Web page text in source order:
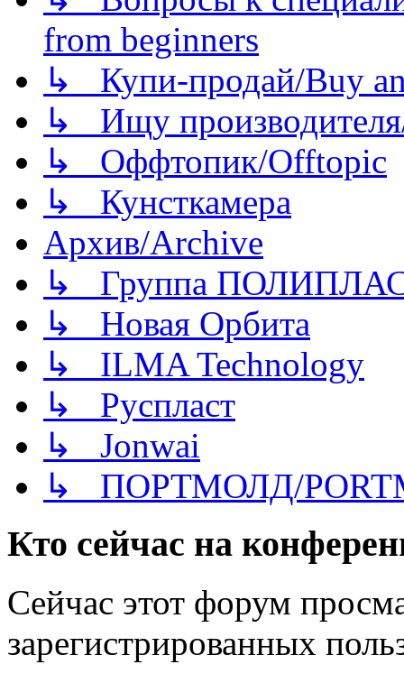
from beginners
↳ Купи-продай/Buy
↳ Ищу
↳ Оффтопик/Offtopic
↳ Кунсткамера
Архив/Archive
↳ Группа
↳ Новая Орбита
↳ ILMA Technology
↳ Руспласт
↳ Jonwai
↳ ПОРТМОЛД/
Кто сейчас на
Сейчас этот форум
зарегистрированных